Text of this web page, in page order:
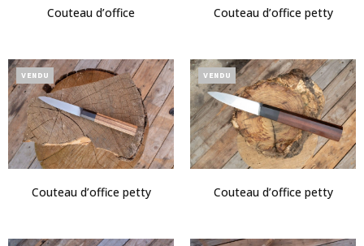
Couteau d’office Couteau d’office petty
VENDU
Couteau d’office petty
VENDU
Couteau d’office petty